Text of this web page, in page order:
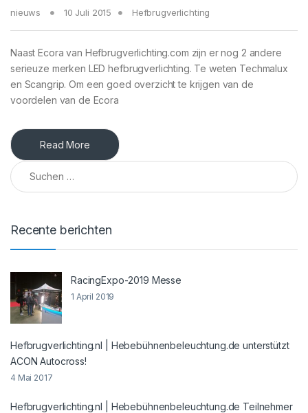
nieuws 10 Juli 2015 Hefbrugverlichting
Naast Ecora van Hefbrugverlichting.com zijn er nog 2 andere
serieuze merken LED hefbrugverlichting. Te weten Techmalux
en Scangrip. Om een goed overzicht te krijgen van de
voordelen van de Ecora
Read More
Suchen nach:
Recente berichten
RacingExpo-2019 Messe
1 April 2019
Hefbrugverlichting.nl | Hebebühnenbeleuchtung.de unterstützt
ACON Autocross!
4 Mai 2017
Hefbrugverlichting.nl | Hebebühnenbeleuchtung.de Teilnehmer